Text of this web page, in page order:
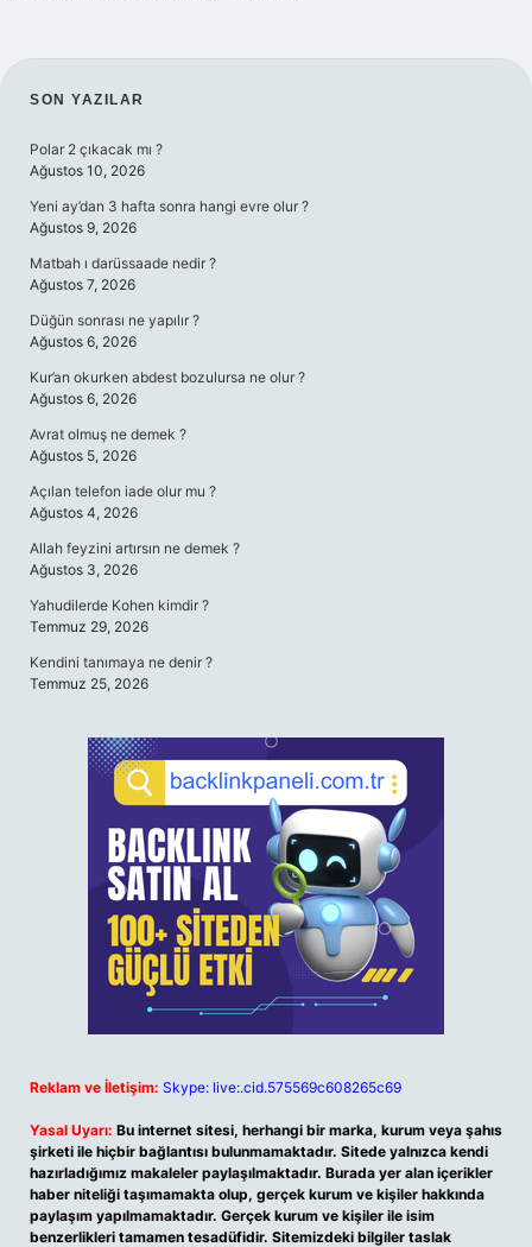
SIDEBAR
SON YAZILAR
Polar 2 çıkacak mı ?
Ağustos 10, 2026
Yeni ay’dan 3 hafta sonra hangi evre olur ?
Ağustos 9, 2026
Matbah ı darüssaade nedir ?
Ağustos 7, 2026
Düğün sonrası ne yapılır ?
Ağustos 6, 2026
Kur’an okurken abdest bozulursa ne olur ?
Ağustos 6, 2026
Avrat olmuş ne demek ?
Ağustos 5, 2026
Açılan telefon iade olur mu ?
Ağustos 4, 2026
Allah feyzini artırsın ne demek ?
Ağustos 3, 2026
Yahudilerde Kohen kimdir ?
Temmuz 29, 2026
Kendini tanımaya ne denir ?
Temmuz 25, 2026
Reklam ve İletişim: Skype: live:.cid.575569c608265c69
Yasal Uyarı: Bu internet sitesi, herhangi bir marka, kurum veya şahıs
şirketi ile hiçbir bağlantısı bulunmamaktadır. Sitede yalnızca kendi
hazırladığımız makaleler paylaşılmaktadır. Burada yer alan içerikler
haber niteliği taşımamakta olup, gerçek kurum ve kişiler hakkında
paylaşım yapılmamaktadır. Gerçek kurum ve kişiler ile isim
benzerlikleri tamamen tesadüfidir. Sitemizdeki bilgiler taslak